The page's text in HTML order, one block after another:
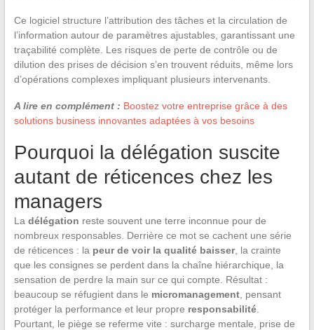
Ce logiciel structure l’attribution des tâches et la circulation de
l’information autour de paramètres ajustables, garantissant une
traçabilité complète. Les risques de perte de contrôle ou de
dilution des prises de décision s’en trouvent réduits, même lors
d’opérations complexes impliquant plusieurs intervenants.
A lire en complément : Boostez votre entreprise grâce à des
solutions business innovantes adaptées à vos besoins
Pourquoi la délégation suscite
autant de réticences chez les
managers
La délégation reste souvent une terre inconnue pour de
nombreux responsables. Derrière ce mot se cachent une série
de réticences : la peur de voir la qualité baisser, la crainte
que les consignes se perdent dans la chaîne hiérarchique, la
sensation de perdre la main sur ce qui compte. Résultat :
beaucoup se réfugient dans le micromanagement, pensant
protéger la performance et leur propre responsabilité.
Pourtant, le piège se referme vite : surcharge mentale, prise de